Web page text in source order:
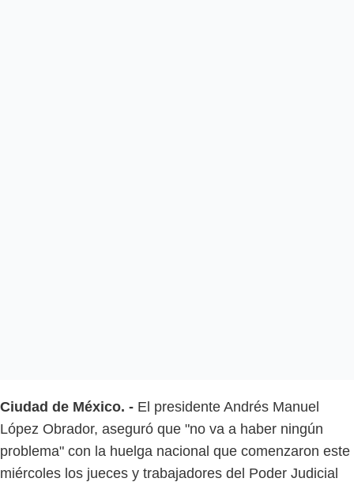
Ciudad de México. - El presidente Andrés Manuel
López Obrador, aseguró que "no va a haber ningún
problema" con la huelga nacional que comenzaron este
miércoles los jueces y trabajadores del Poder Judicial